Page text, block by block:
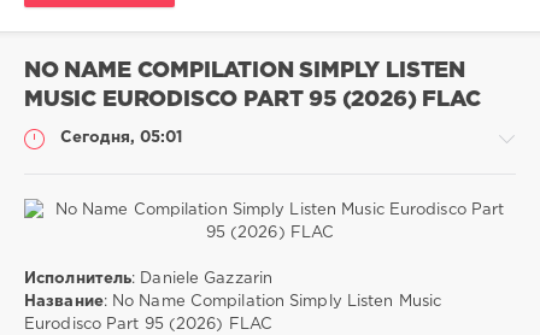
NO NAME COMPILATION SIMPLY LISTEN
MUSIC EURODISCO PART 95 (2026) FLAC
Сегодня, 05:01
ivashka
Исполнитель: Daniele Gazzarin
Название: No Name Compilation Simply Listen Music
Eurodisco Part 95 (2026) FLAC